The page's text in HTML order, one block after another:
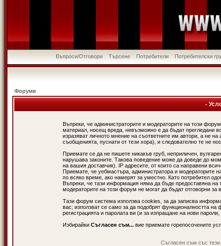
Въпроси/Отговори Търсене Потребители Потребителски
Форуми
-
Въпреки, че администраторите и модераторите на този
материал, носещ вреда, невъзможно е да бъдат прегледани
изразяват личното мнение на съответните им автори, а не
съобщенията, пуснати от тези хора), и следователно те не
Приемате се да не пишете никакъв груб, неприличен,
нарушава законите. Такова поведение може да доведе до
на вашия доставчик). IP адресите, от които са направени
Приемате, че уебмастъра, администратора и модераторите
по всяко време, ако намерят за уместно. Като потребител
Въпреки, че тази информация няма да бъде предоставяна
модераторите на този форум не могат да бъдат отговорни за
Тази форум система използва cookies, за да записва
вас; използват се само за да подобрят функционалността
регистрацията и паролата ви (и за изпращане на нови
Избирайки Съгласен съм... вие приемате горепосочените
Съгласен съм със